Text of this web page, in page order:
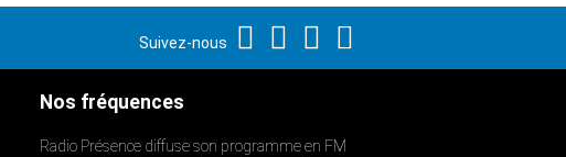
Suivez-nous
Nos fréquences
Radio Présence diffuse son programme en FM